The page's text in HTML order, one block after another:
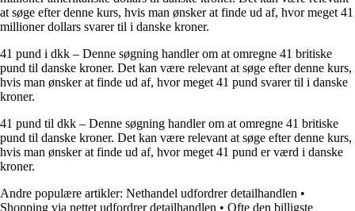
at søge efter denne kurs, hvis man ønsker at finde ud af, hvor meget 41
millioner dollars svarer til i danske kroner.
41 pund i dkk – Denne søgning handler om at omregne 41 britiske
pund til danske kroner. Det kan være relevant at søge efter denne kurs,
hvis man ønsker at finde ud af, hvor meget 41 pund svarer til i danske
kroner.
41 pund til dkk – Denne søgning handler om at omregne 41 britiske
pund til danske kroner. Det kan være relevant at søge efter denne kurs,
hvis man ønsker at finde ud af, hvor meget 41 pund er værd i danske
kroner.
Andre populære artikler: Nethandel udfordrer detailhandlen •
Shopping via nettet udfordrer detailhandlen • Ofte den billigste